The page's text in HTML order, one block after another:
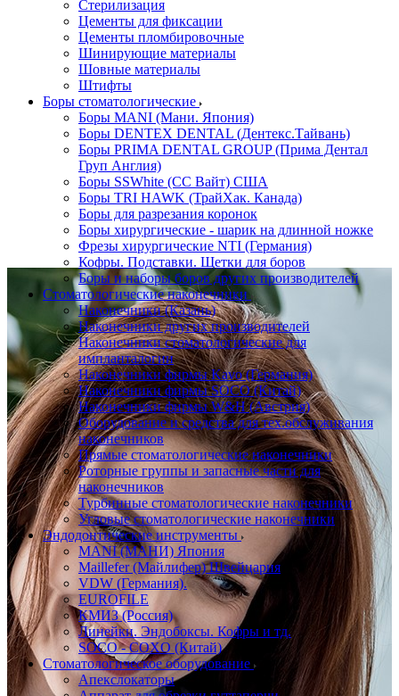
Стерилизация
Цементы для фиксации
Цементы пломбировочные
Шинирующие материалы
Шовные материалы
Штифты
Боры стоматологические
Боры MANI (Мани. Япония)
Боры DENTEX DENTAL (Дентекс.Тайвань)
Боры PRIMA DENTAL GROUP (Прима Дентал
Груп Англия)
Боры SSWhite (СС Вайт) США
Боры TRI HAWK (ТрайХак. Канада)
Боры для разрезания коронок
Боры хирургические - шарик на длинной ножке
Фрезы хирургические NTI (Германия)
Кофры. Подставки. Щетки для боров
Боры и наборы боров других производителей
Стоматологические наконечники
Наконечники (Казань)
Наконечники других производителей
Наконечники стоматологические для
импланталогии
Наконечники фирмы Kavo (Германия)
Наконечники фирмы SOCO (Китай)
Наконечники фирмы W&H (Австрия)
Оборудование и средства для тех.обслуживания
наконечников
Прямые стоматологические наконечники
Роторные группы и запасные части для
наконечников
Турбинные стоматологические наконечники
Угловые стоматологические наконечники
Эндодонтические инструменты
MANI (МАНИ) Япония
Maillefer (Майлифер) Швейцария
VDW (Германия).
EUROFILE
КМИЗ (Россия)
Линейки. Эндобоксы. Кофры и тд.
SOCO - COXO (Китай)
Стоматологическое оборудование
Апекслокаторы